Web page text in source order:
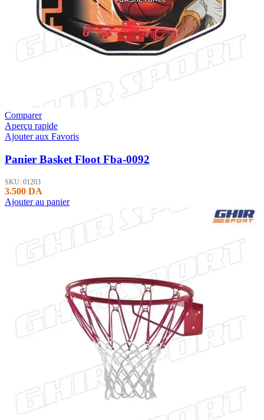
Comparer
Aperçu rapide
Ajouter aux Favoris
Panier Basket Floot Fba-0092
SKU: 01203
3.500 DA
Ajouter au panier